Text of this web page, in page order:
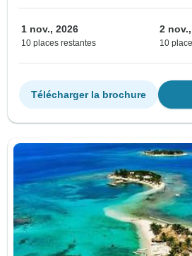
1 nov., 2026
10 places restantes
2
10
Télécharger la brochure